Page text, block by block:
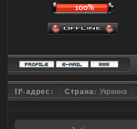
IP-адрес: Страна: Украина